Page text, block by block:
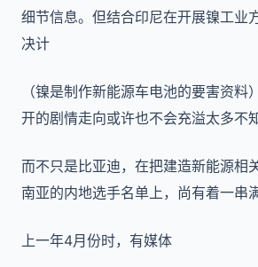
细节信息。但结合印尼在开展镍工业
决计
（镍是制作新能源车电池的要害资料
开的剧情走向或许也不会充溢太多不知
而不只是比亚迪，在把建造新能源相
南亚的内地选手名单上，尚有着一串
上一年4月份时，有媒体